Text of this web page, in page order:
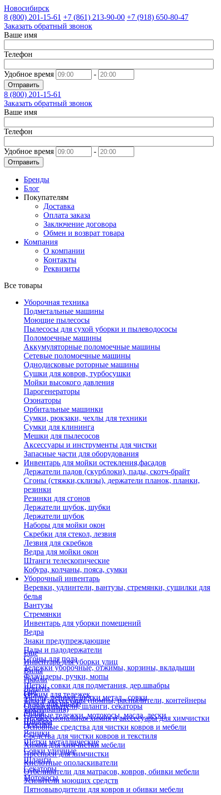
Новосибирск
8 (800) 201-15-61 +7 (861) 213-90-00 +7 (918) 650-80-47
Заказать обратный звонок
Ваше имя
Телефон
Удобное время -
Отправить
8 (800) 201-15-61
Заказать обратный звонок
Ваше имя
Телефон
Удобное время -
Отправить
Бренды
Блог
Покупателям
Доставка
Оплата заказа
Заключение договора
Обмен и возврат товара
Компания
О компании
Контакты
Реквизиты
Все товары
Уборочная техника
Подметальные машины
Моющие пылесосы
Пылесосы для сухой уборки и пылеводососы
Поломоечные машины
Аккумуляторные поломоечные машины
Сетевые поломоечные машины
Однодисковые роторные машины
Сушки для ковров, турбосушки
Мойки высокого давления
Парогенераторы
Озонаторы
Орбитальные машинки
Сумки, рюкзаки, чехлы для техники
Сумки для клининга
Мешки для пылесосов
Аксессуары и инструменты для чистки
Запасные части для оборудования
Инвентарь для мойки остекления,фасадов
Держатели падов (скурблоки), пады, скотч-брайт
Сгоны (стяжки,склизы), держатели планок, планки,
резинки
Резинки для сгонов
Держатели шубок, шубки
Держатели шубок
Наборы для мойки окон
Скребки для стекол, лезвия
Лезвия для скребков
Ведра для мойки окон
Штанги телескопические
Кобура, колчаны, пояса, сумки
Уборочный инвентарь
Веревки, удлинтели, вантузы, стремянки, сушилки для
белья
Вантузы
Стремянки
Инвентарь для уборки помещений
Ведра
Знаки предупреждающие
Пады и падодержатели
Сгоны для пола
Тележки уборочные, отжимы, корзины, вкладыши
Флаундеры, ручки, мопы
Щетки, совки для подметания, дер.швабры
Отжим для тележек
Ручки для швабр
Мопы
Швабры
Еще
Инвентарь для уборки улиц
Вилы
Грабли
Лопаты
Метлы, веники, щетки метал., совки
Опрыскиватели, шланги, секаторы
Садовые тележки, мотокосы, масла, лески
Черенки
Веники
Щетки металлические
Совки уличные
Шланги
Секаторы
Мотокосы
Еще
Тара и аксессуары (помпы, распылители, контейнеры
замачивания)
Профессиональная химия и акссесуары для химчистки
Основные средства для чистки ковров и мебели
Средства для чистки ковров и текстиля
Химия для химчистки мебели
Преспреи для химчистки
Кислотные ополаскиватели
Отбеливатели для матрасов, ковров, обивки мебели
Усилители моющих средств
Пятновыводители для ковров и обивки мебели